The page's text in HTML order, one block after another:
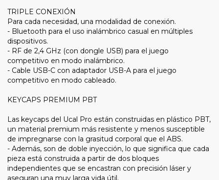
TRIPLE CONEXIÓN
Para cada necesidad, una modalidad de conexión.
- Bluetooth para el uso inalámbrico casual en múltiples
dispositivos.
- RF de 2,4 GHz (con dongle USB) para el juego
competitivo en modo inalámbrico.
- Cable USB-C con adaptador USB-A para el juego
competitivo en modo cableado.
KEYCAPS PREMIUM PBT
Las keycaps del Ucal Pro están construidas en plástico PBT,
un material premium más resistente y menos susceptible
de impregnarse con la grasitud corporal que el ABS.
- Además, son de doble inyección, lo que significa que cada
pieza está construida a partir de dos bloques
independientes que se encastran con precisión láser y
aseguran una muy larga vida útil.